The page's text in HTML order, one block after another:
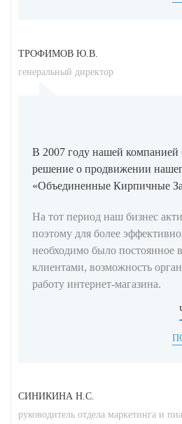
ТРОФИМОВ Ю.В.
генеральный директор
В 2007 году нашей компанией
решение о продвижении
«Объединенные Кирпичные
На тот период наш бизнес
поэтому для более
необходимо было постоянное
клиентами, возможность
работу интернет-магазина.
СИНИКИНА Н.С.
руководитель отдела маркетинга и